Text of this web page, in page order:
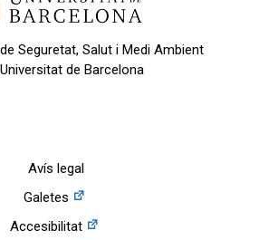
Seguretat, Salut i Medi Ambient
de Barcelona
Avís legal
Galetes
Accesibilitat